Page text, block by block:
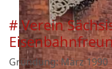
# Verein
Gründung: März 1990